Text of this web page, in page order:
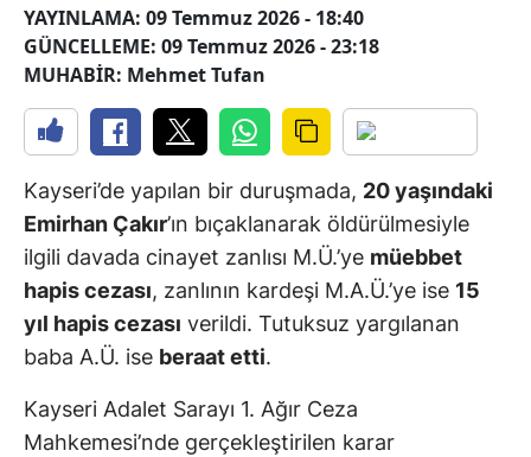
YAYINLAMA: 09 Temmuz 2026 - 18:40
GÜNCELLEME: 09 Temmuz 2026 - 23:18
MUHABİR: Mehmet Tufan
Kayseri’de yapılan bir duruşmada, 20 yaşındaki
Emirhan Çakır’ın bıçaklanarak öldürülmesiyle
ilgili davada cinayet zanlısı M.Ü.’ye müebbet
hapis cezası, zanlının kardeşi M.A.Ü.’ye ise 15
yıl hapis cezası verildi. Tutuksuz yargılanan
baba A.Ü. ise beraat etti.
Kayseri Adalet Sarayı 1. Ağır Ceza
Mahkemesi’nde gerçekleştirilen karar